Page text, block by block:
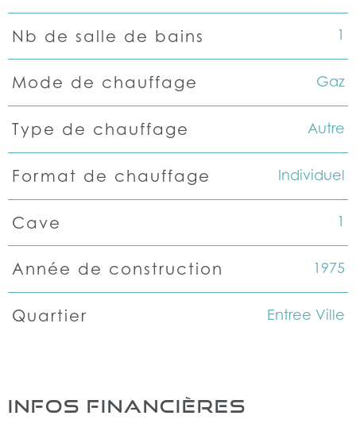
Nb de salle de bains 1
Mode de chauffage Gaz
Type de chauffage Autre
Format de chauffage Individuel
Cave 1
Année de construction 1975
Quartier Entree Ville
INFOS FINANCIÈRES